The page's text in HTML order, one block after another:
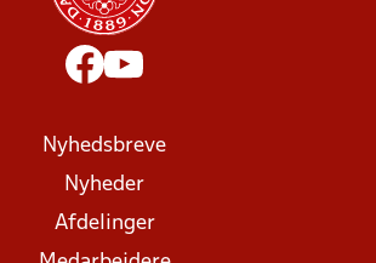
Nyhedsbreve
Nyheder
Afdelinger